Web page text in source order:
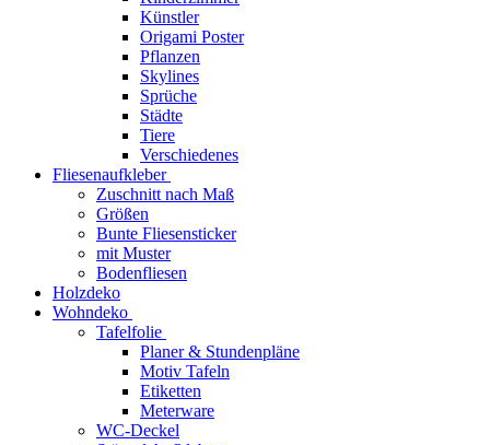
Künstler
Origami Poster
Pflanzen
Skylines
Sprüche
Städte
Tiere
Verschiedenes
Fliesenaufkleber
Zuschnitt nach Maß
Größen
Bunte Fliesensticker
mit Muster
Bodenfliesen
Holzdeko
Wohndeko
Tafelfolie
Planer & Stundenpläne
Motiv Tafeln
Etiketten
Meterware
WC-Deckel